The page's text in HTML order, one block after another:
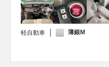
軽自動車 薄銀M